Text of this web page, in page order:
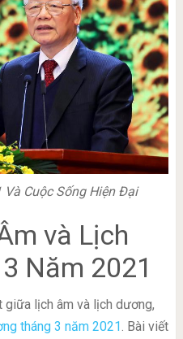
Cuộc Sống Hiện Đại
và Lịch
Năm 2021
lịch âm và lịch dương,
tháng 3 năm 2021 . Bài viết